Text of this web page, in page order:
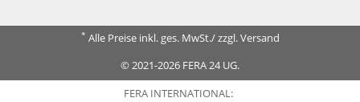
* Alle Preise inkl. ges. MwSt./ zzgl. Versand
© 2021-2026 FERA 24 UG.
FERA INTERNATIONAL: